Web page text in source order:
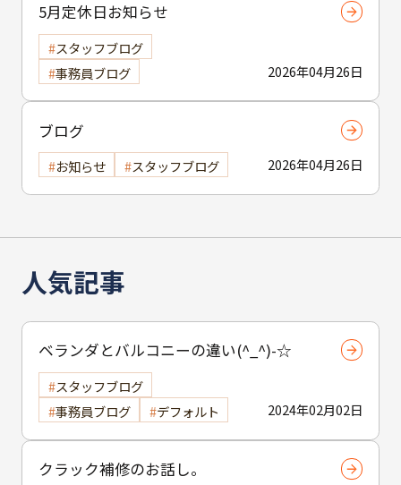
5月定休日お知らせ
2026年04月26日
スタッフブログ
事務員ブログ
ブログ
2026年04月26日
お知らせ スタッフブログ
人気記事
ベランダとバルコニーの違い(^_^)-☆
2024年02月02日
スタッフブログ
事務員ブログ
デフォルト
クラック補修のお話し。